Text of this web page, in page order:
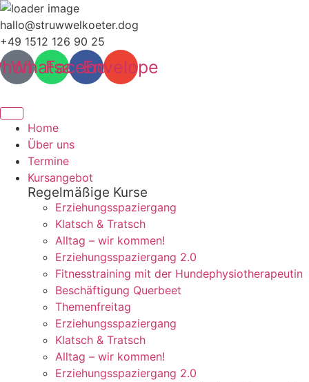
Zum
Inhalt
wechseln
hallo@struwwelkoeter.dog
+49 1512 126 90 25
Whatsapp
Facebook
Envelope
Home
Über uns
Termine
Kursangebot
Regelmäßige Kurse
Erziehungsspaziergang
Klatsch & Tratsch
Alltag – wir kommen!
Erziehungsspaziergang 2.0
Fitnesstraining mit der Hundephysiotherapeutin
Beschäftigung Querbeet
Themenfreitag
Erziehungsspaziergang
Klatsch & Tratsch
Alltag – wir kommen!
Erziehungsspaziergang 2.0